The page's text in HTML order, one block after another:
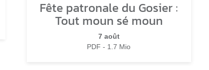
Fête patronale du Gosier :
Tout moun sé moun
7 août
PDF - 1.7 Mio